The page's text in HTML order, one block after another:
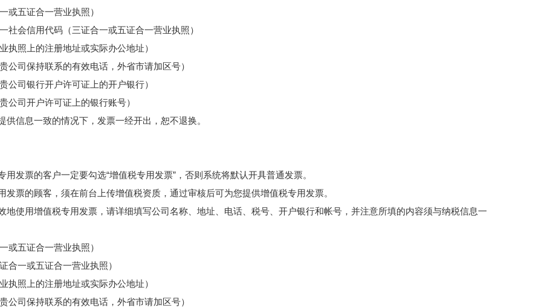
或五证合一营业执照）
社会信用代码（三证合一或五证合一营业执照）
执照上的注册地址或实际办公地址）
公司保持联系的有效电话，外省市请加区号）
公司银行开户许可证上的开户银行）
公司开户许可证上的银行账号）
供信息一致的情况下，发票一经开出，恕不退换。
用发票的客户一定要勾选“增值税专用发票”，否则系统将默认开具普通发票。
发票的顾客，须在前台上传增值税资质，通过审核后可为您提供增值税专用发票。
地使用增值税专用发票，请详细填写公司名称、地址、电话、税号、开户银行和帐号，并注意所填的内容须与纳税信息一
或五证合一营业执照）
合一或五证合一营业执照）
执照上的注册地址或实际办公地址）
公司保持联系的有效电话，外省市请加区号）